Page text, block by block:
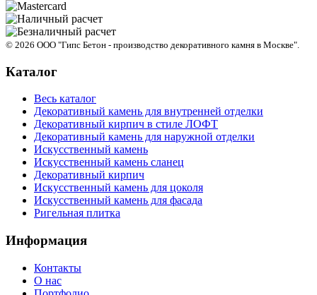
© 2026 ООО "Гипс Бетон - производство декоративного камня в Москве".
Каталог
Весь каталог
Декоративный камень для внутренней отделки
Декоративный кирпич в стиле ЛОФТ
Декоративный камень для наружной отделки
Искусственный камень
Искусственный камень сланец
Декоративный кирпич
Искусственный камень для цоколя
Искусственный камень для фасада
Ригельная плитка
Информация
Контакты
О нас